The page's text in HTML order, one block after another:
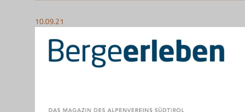
10.09.21